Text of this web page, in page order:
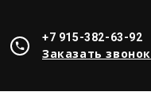
+7 915-382-63-92
Заказать звонок